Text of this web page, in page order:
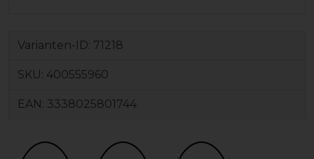
Varianten-ID: 71218
SKU: 400555960
EAN: 3338025801744